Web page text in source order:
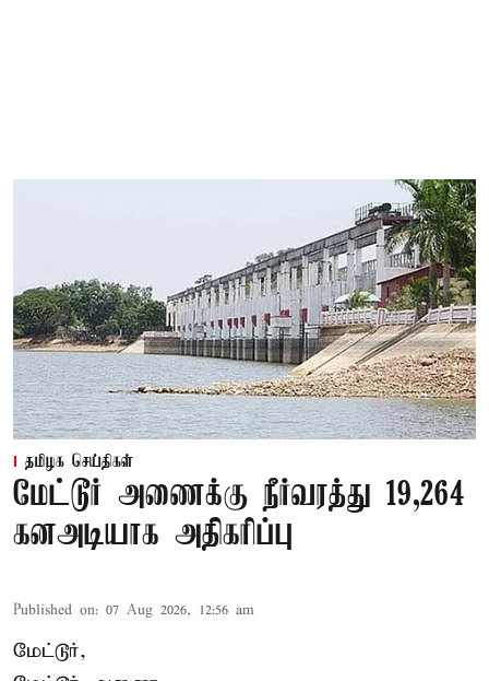
தமிழக செய்திகள்
மேட்டூர் அணைக்கு நீர்வரத்து 19,264
கனஅடியாக அதிகரிப்பு
Published on: 07 Aug 2026, 12:56 am
மேட்டூர்,